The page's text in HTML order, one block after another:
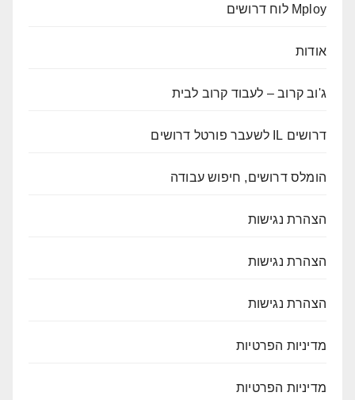
Mploy לוח דרושים
אודות
ג'וב קרוב – לעבוד קרוב לבית
דרושים IL לשעבר פורטל דרושים
הומלס דרושים, חיפוש עבודה
הצהרת נגישות
הצהרת נגישות
הצהרת נגישות
מדיניות הפרטיות
מדיניות הפרטיות